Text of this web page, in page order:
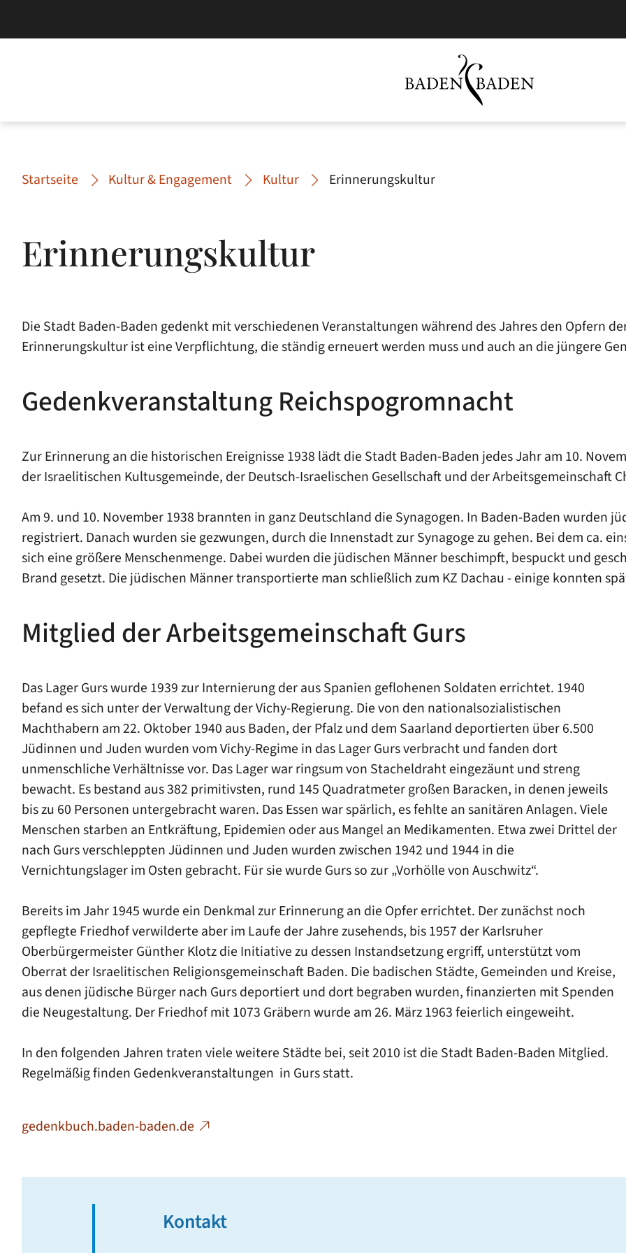
Startseite Kultur & Engagement Kultur Erinnerungskultur
Erinnerungskultur
Die Stadt Baden-Baden gedenkt mit verschiedenen Veranstaltungen während des Jahres den Opfern
Erinnerungskultur ist eine Verpflichtung, die ständig erneuert werden muss und auch an die jüngere
Gedenkveranstaltung Reichspogromnacht
Zur Erinnerung an die historischen Ereignisse 1938 lädt die Stadt Baden-Baden jedes Jahr am 10.
der Israelitischen Kultusgemeinde, der Deutsch-Israelischen Gesellschaft und der Arbeitsgemeinschaft
Am 9. und 10. November 1938 brannten in ganz Deutschland die Synagogen. In Baden-Baden wurden
registriert. Danach wurden sie gezwungen, durch die Innenstadt zur Synagoge zu gehen. Bei dem ca.
sich eine größere Menschenmenge. Dabei wurden die jüdischen Männer beschimpft, bespuckt und
Brand gesetzt. Die jüdischen Männer transportierte man schließlich zum KZ Dachau - einige konnten
Mitglied der Arbeitsgemeinschaft Gurs
Das Lager Gurs wurde 1939 zur Internierung der aus Spanien geflohenen Soldaten errichtet. 1940
befand es sich unter der Verwaltung der Vichy-Regierung. Die von den nationalsozialistischen
Machthabern am 22. Oktober 1940 aus Baden, der Pfalz und dem Saarland deportierten über 6.500
Jüdinnen und Juden wurden vom Vichy-Regime in das Lager Gurs verbracht und fanden dort
unmenschliche Verhältnisse vor. Das Lager war ringsum von Stacheldraht eingezäunt und streng
bewacht. Es bestand aus 382 primitivsten, rund 145 Quadratmeter großen Baracken, in denen jeweils
bis zu 60 Personen untergebracht waren. Das Essen war spärlich, es fehlte an sanitären Anlagen. Viele
Menschen starben an Entkräftung, Epidemien oder aus Mangel an Medikamenten. Etwa zwei Drittel der
nach Gurs verschleppten Jüdinnen und Juden wurden zwischen 1942 und 1944 in die
Vernichtungslager im Osten gebracht. Für sie wurde Gurs so zur „Vorhölle von Auschwitz“.
Bereits im Jahr 1945 wurde ein Denkmal zur Erinnerung an die Opfer errichtet. Der zunächst noch
gepflegte Friedhof verwilderte aber im Laufe der Jahre zusehends, bis 1957 der Karlsruher
Oberbürgermeister Günther Klotz die Initiative zu dessen Instandsetzung ergriff, unterstützt vom
Oberrat der Israelitischen Religionsgemeinschaft Baden. Die badischen Städte, Gemeinden und Kreise,
aus denen jüdische Bürger nach Gurs deportiert und dort begraben wurden, finanzierten mit Spenden
die Neugestaltung. Der Friedhof mit 1073 Gräbern wurde am 26. März 1963 feierlich eingeweiht.
In den folgenden Jahren traten viele weitere Städte bei, seit 2010 ist die Stadt Baden-Baden Mitglied.
Regelmäßig finden Gedenkveranstaltungen in Gurs statt.
gedenkbuch.baden-baden.de
Kontakt